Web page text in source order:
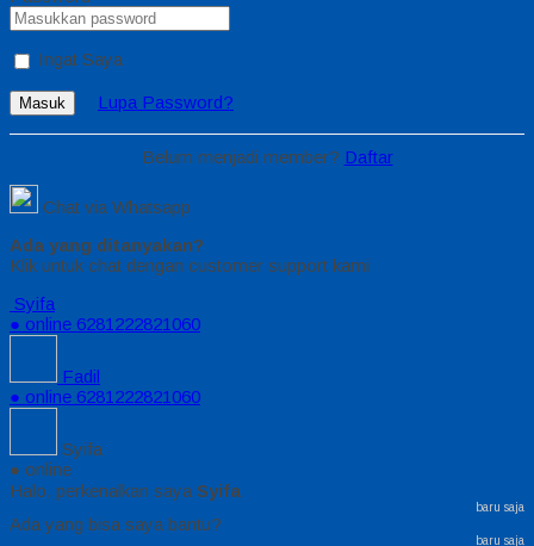
Ingat Saya
Masuk Lupa Password?
Belum menjadi member? Daftar
Chat via Whatsapp
Ada yang ditanyakan?
Klik untuk chat dengan customer support kami
Syifa
● online 6281222821060
Fadil
● online 6281222821060
Syifa
● online
Halo, perkenalkan saya Syifa
baru saja
Ada yang bisa saya bantu?
baru saja